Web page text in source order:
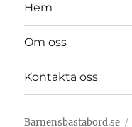
Hem
Om oss
Kontakta oss
Barnensbastabord.se